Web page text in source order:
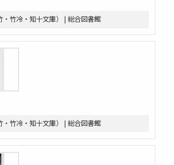
竹冷・知十文庫） | 総合図書館
竹冷・知十文庫） | 総合図書館